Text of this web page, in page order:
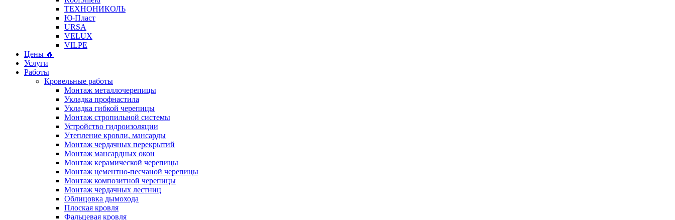
ТЕХНОНИКОЛЬ
Ю-Пласт
URSA
VELUX
VILPE
Цены 🔥
Услуги
Работы
Кровельные работы
Монтаж металлочерепицы
Укладка профнастила
Укладка гибкой черепицы
Монтаж стропильной системы
Устройство гидроизоляции
Утепление кровли, мансарды
Монтаж чердачных перекрытий
Монтаж мансардных окон
Монтаж керамической черепицы
Монтаж цементно-песчаной черепицы
Монтаж композитной черепицы
Монтаж чердачных лестниц
Облицовка дымохода
Плоская кровля
Фальцевая кровля